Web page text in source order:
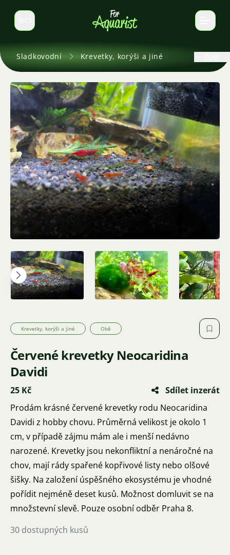
Select language
Sladkovodní Krevetky, korýši a jiné
Krevetky, korýši a jiné Obě
Červené krevetky Neocaridina
Davidi
25 Kč
Sdílet inzerát
Prodám krásné červené krevetky rodu Neocaridina
Davidi z hobby chovu. Průměrná velikost je okolo 1
cm, v případě zájmu mám ale i menší nedávno
narozené. Krevetky jsou nekonfliktní a nenáročné na
chov, mají rády spařené kopřivové listy nebo olšové
šišky. Na založení úspěšného ekosystému je vhodné
pořídit nejméně deset kusů. Možnost domluvit se na
množstevní slevě. Pouze osobní odběr Praha 8.
30 dostupných kusů